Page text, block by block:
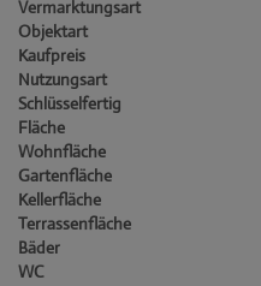
Vermarktungsart
Objektart
Kaufpreis
Nutzungsart
Schlüsselfertig
Fläche
Wohnfläche
Gartenfläche
Kellerfläche
Terrassenfläche
Bäder
WC